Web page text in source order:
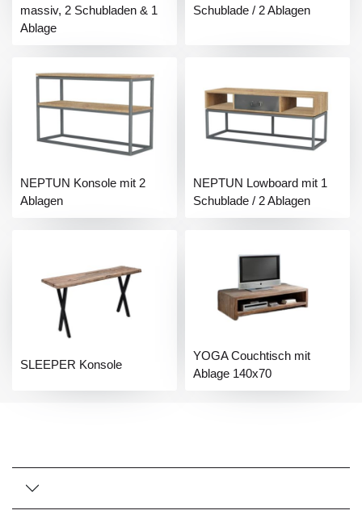
massiv, 2 Schubladen & 1
Ablage
Schublade / 2 Ablagen
NEPTUN Konsole mit 2
Ablagen
NEPTUN Lowboard mit 1
Schublade / 2 Ablagen
SLEEPER Konsole
YOGA Couchtisch mit
Ablage 140x70